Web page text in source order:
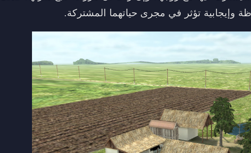
وإيجابية تؤثر في مجرى حياتهما المشتركة.